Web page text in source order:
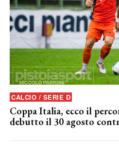
CALCIO / SERIE D
Coppa Italia, ecco il
debutto il 30 agosto